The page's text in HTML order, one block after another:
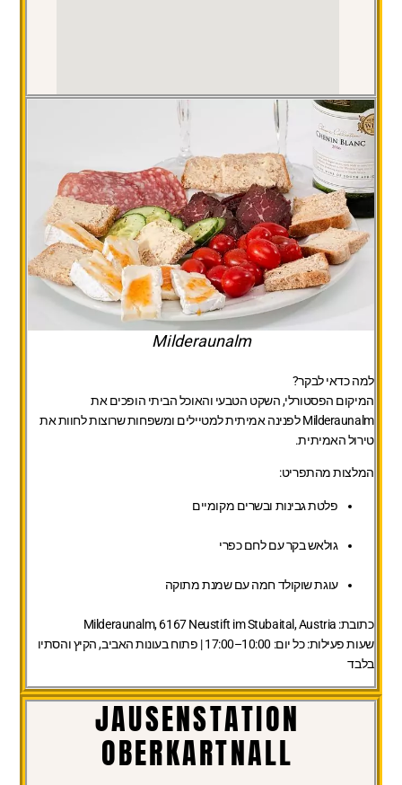
Milderaunalm
למה כדאי לבקר?
המיקום הפסטורלי, השקט הטבעי והאוכל הביתי הופכים את
Milderaunalm לפנינה אמיתית למטיילים ומשפחות שרוצות לחוות את
טירול האמיתית.
המלצות מהתפריט:
פלטת גבינות ובשרים מקומיים
גולאש בקר עם לחם כפרי
עוגת שוקולד חמה עם שמנת מתוקה
כתובת:
שעות פעילות:
כל יום: 10:00–17:00 | פתוח בעונות האביב, הקיץ והסתיו
בלבד
JAUSENSTATION
OBERKARTNALL